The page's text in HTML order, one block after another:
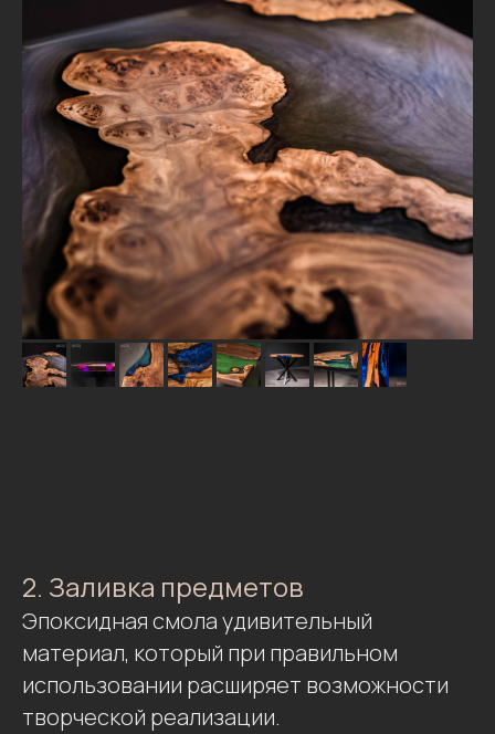
2. Заливка предметов
Эпоксидная смола удивительный
материал, который при правильном
использовании расширяет возможности
творческой реализации.